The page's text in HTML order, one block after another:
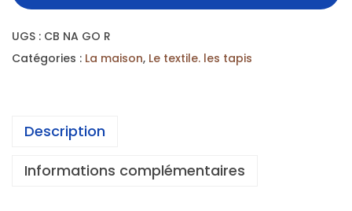
UGS : CB NA GO R
Catégories : La maison, Le textile. les tapis
Description
Informations complémentaires